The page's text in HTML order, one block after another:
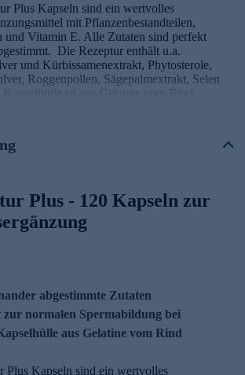
Plus Kapseln sind ein wertvolles
mit Pflanzenbestandteilen,
und Vitamin E. Alle Zutaten sind perfekt
Die Rezeptur enthält u.a.
und Kürbissamenextrakt, Phytosterole,
Roggenpollen, Sägepalmextrakt, Selen
Kapselhülle ist aus Gelatine vom Rind.
geeignet! Die
Plus Kapseln mit hochwertigen
zu einer normalen Spermabildung bei
einer normalen Fruchtbarkeit und einer
und Roggenpollen unterstützen die normale
Plus - 120 Kapseln zur
abgestimmte Zutaten
zur normalen Spermabildung bei
aus Gelatine vom Rind
Plus Kapseln sind ein wertvolles